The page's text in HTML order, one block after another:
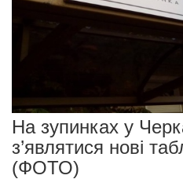
На зупинках у
з’являтися нові
(ФОТО)